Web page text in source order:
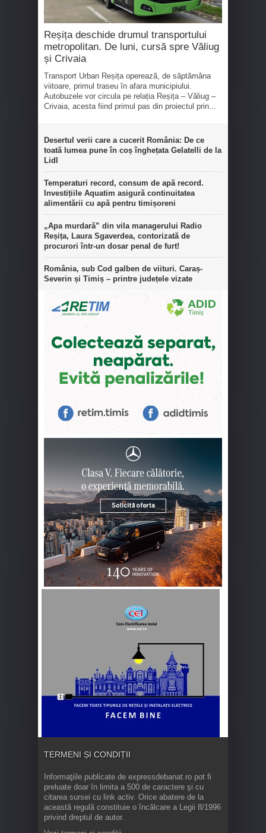
Reșița deschide drumul transportului
metropolitan. De luni, cursă spre Văliug
și Crivaia
Transport Urban Reșița operează, de săptămâna
viitoare, primul traseu în afara municipiului.
Autobuzele vor circula pe relația Reșița – Văliug –
Crivaia, acesta fiind primul pas din proiectul prin...
Desertul verii care a cucerit România: De ce
toată lumea pune în coș înghețata Gelatelli de la
Lidl
Temperaturi record, consum de apă record.
Investițiile Aquatim asigură continuitatea
alimentării cu apă pentru timișoreni
„Apa murdară” din vila managerului Radio
Reșița, Laura Sgaverdea, contorizată de
procurori într-un dosar penal de furt!
România, sub Cod galben de viituri. Caraș-
Severin și Timiș – printre județele vizate
TERMENI ȘI CONDIȚII
Informaţiile publicate de expressdebanat.ro pot fi
preluate doar în limita a 500 de caractere şi cu
citarea sursei cu link activ. Orice abatere de la
această regulă constituie o încălcare a Legii 8/1996
privind dreptul de autor.